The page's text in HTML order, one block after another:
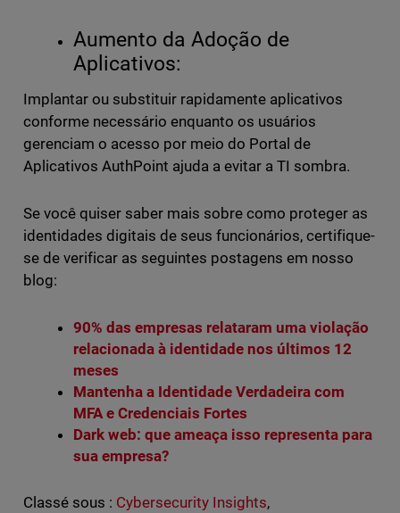
Aumento da Adoção de
Aplicativos:
Implantar ou substituir rapidamente aplicativos
conforme necessário enquanto os usuários
gerenciam o acesso por meio do Portal de
Aplicativos AuthPoint ajuda a evitar a TI sombra.
Se você quiser saber mais sobre como proteger as
identidades digitais de seus funcionários, certifique-
se de verificar as seguintes postagens em nosso
blog:
90% das empresas relataram uma violação
relacionada à identidade nos últimos 12
meses
Mantenha a Identidade Verdadeira com
MFA e Credenciais Fortes
Dark web: que ameaça isso representa para
sua empresa?
Classé sous : Cybersecurity Insights,